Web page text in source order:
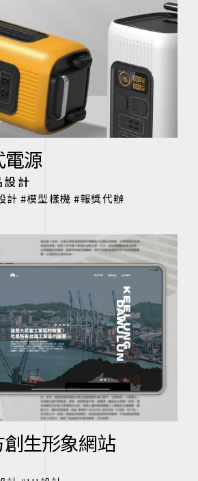
電源
設計
計 模型樣機 報獎代辦
生形象網站